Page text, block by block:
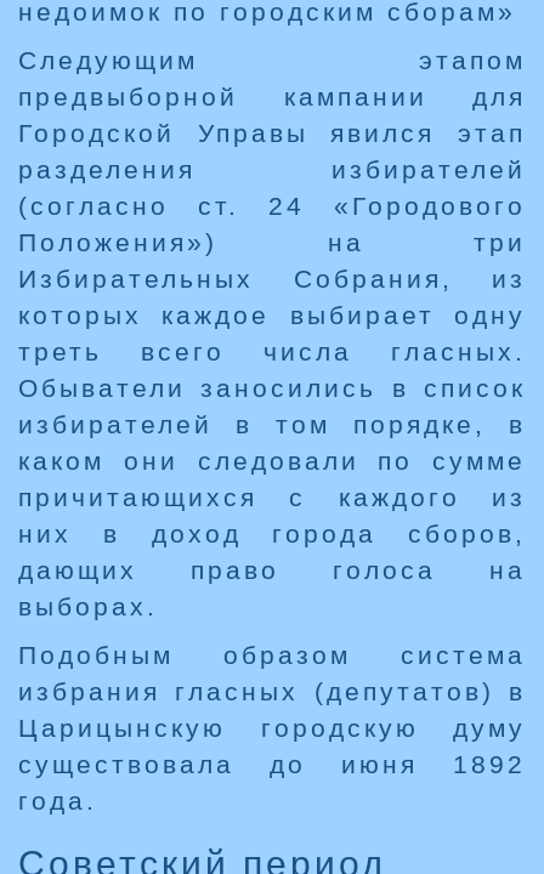
недоимок по городским сборам»
Следующим этапом
предвыборной кампании для
Городской Управы явился этап
разделения избирателей
(согласно ст. 24 «Городового
Положения») на три
Избирательных Собрания, из
которых каждое выбирает одну
треть всего числа гласных.
Обыватели заносились в список
избирателей в том порядке, в
каком они следовали по сумме
причитающихся с каждого из
них в доход города сборов,
дающих право голоса на
выборах.
Подобным образом система
избрания гласных (депутатов) в
Царицынскую городскую думу
существовала до июня 1892
года.
Советский период